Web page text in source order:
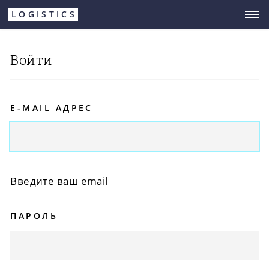
Перейти
к
содержанию
LOGISTICS
Войти
E-MAIL АДРЕС
Введите ваш email
ПАРОЛЬ